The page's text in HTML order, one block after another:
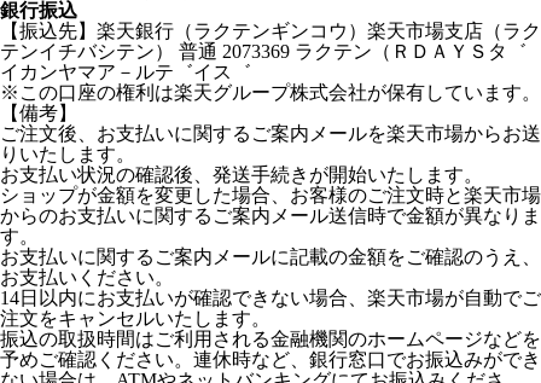
銀行振込
【振込先】楽天銀行（ラクテンギンコウ）楽天市場支店（ラク
テンイチバシテン） 普通 2073369 ラクテン（ＲＤＡＹＳタ゛
イカンヤマア－ルテ゛イス゛
※この口座の権利は楽天グループ株式会社が保有しています。
【備考】
ご注文後、お支払いに関するご案内メールを楽天市場からお送
りいたします。
お支払い状況の確認後、発送手続きが開始いたします。
ショップが金額を変更した場合、お客様のご注文時と楽天市場
からのお支払いに関するご案内メール送信時で金額が異なりま
す。
お支払いに関するご案内メールに記載の金額をご確認のうえ、
お支払いください。
14日以内にお支払いが確認できない場合、楽天市場が自動でご
注文をキャンセルいたします。
振込の取扱時間はご利用される金融機関のホームページなどを
予めご確認ください。連休時など、銀行窓口でお振込みができ